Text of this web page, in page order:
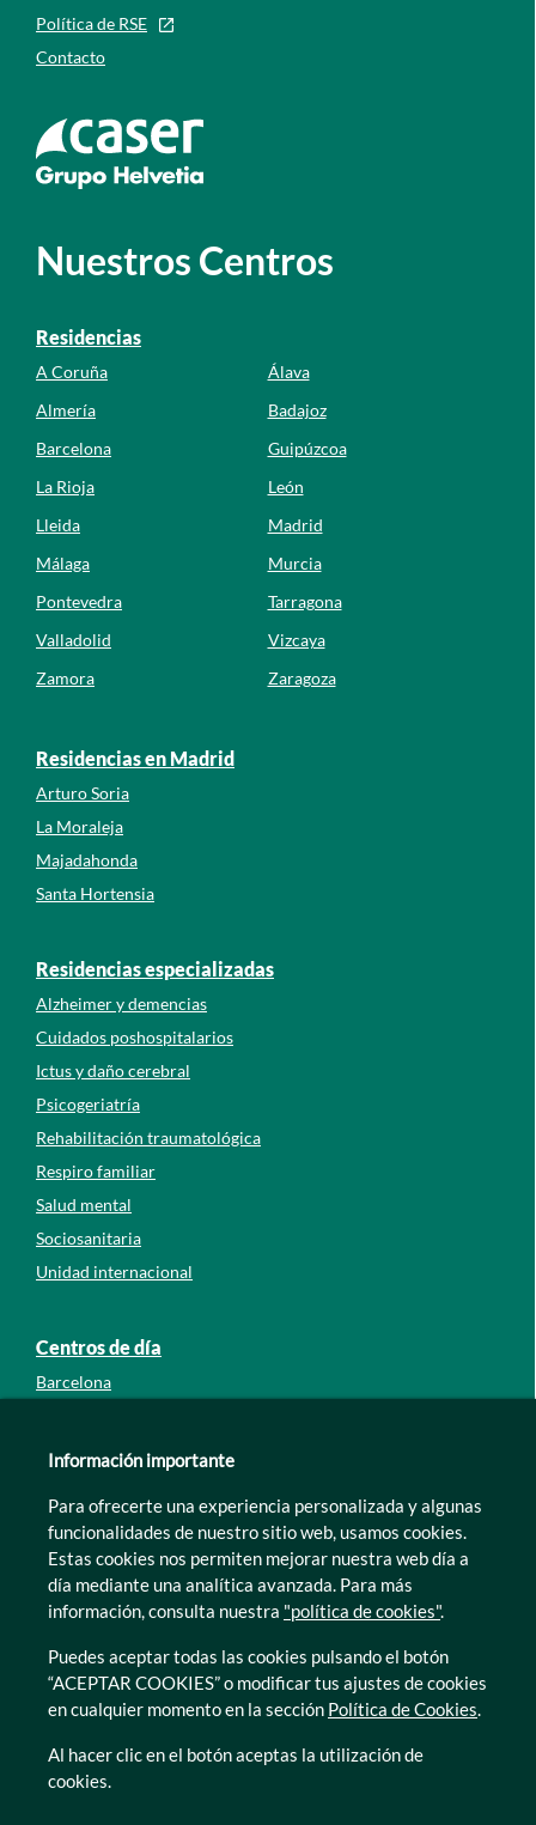
Política de RSE
Contacto
Ir a la web de caser
Nuestros Centros
Residencias
A Coruña
Álava
Almería
Badajoz
Barcelona
Guipúzcoa
La Rioja
León
Lleida
Madrid
Málaga
Murcia
Pontevedra
Tarragona
Valladolid
Vizcaya
Zamora
Zaragoza
Residencias en Madrid
Arturo Soria
La Moraleja
Majadahonda
Santa Hortensia
Residencias especializadas
Alzheimer y demencias
Cuidados poshospitalarios
Ictus y daño cerebral
Psicogeriatría
Rehabilitación traumatológica
Respiro familiar
Salud mental
Sociosanitaria
Unidad internacional
Centros de día
Barcelona
León
Murcia
Tarragona
Zamora
© Caser Residencial 2026
Información importante
Para ofrecerte una experiencia personalizada y algunas
funcionalidades de nuestro sitio web, usamos cookies.
Estas cookies nos permiten mejorar nuestra web día a
día mediante una analítica avanzada. Para más
información, consulta nuestra "política de cookies".
Puedes aceptar todas las cookies pulsando el botón
“ACEPTAR COOKIES” o modificar tus ajustes de cookies
en cualquier momento en la sección Política de Cookies.
Al hacer clic en el botón aceptas la utilización de
cookies.